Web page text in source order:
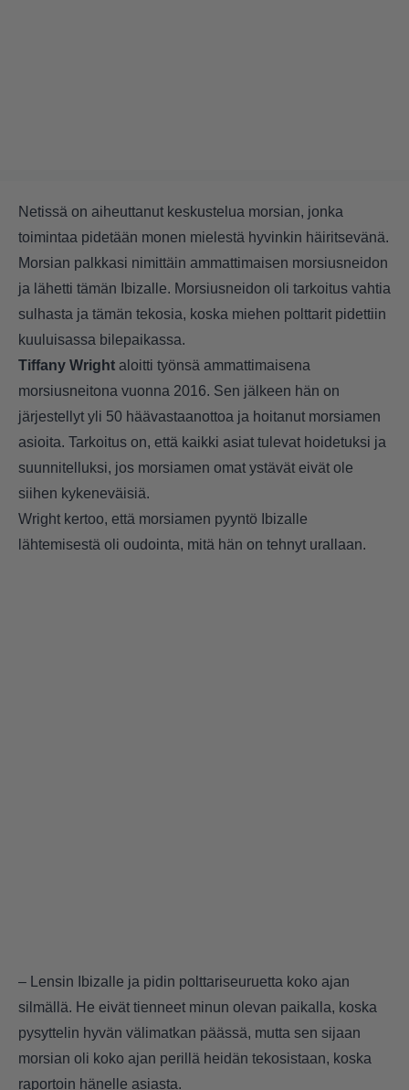
Netissä on aiheuttanut keskustelua morsian, jonka
toimintaa pidetään monen mielestä hyvinkin häiritsevänä.
Morsian palkkasi nimittäin ammattimaisen morsiusneidon
ja lähetti tämän Ibizalle. Morsiusneidon oli tarkoitus vahtia
sulhasta ja tämän tekosia, koska miehen polttarit pidettiin
kuuluisassa bilepaikassa.
Tiffany Wright aloitti työnsä ammattimaisena
morsiusneitona vuonna 2016. Sen jälkeen hän on
järjestellyt yli 50 häävastaanottoa ja hoitanut morsiamen
asioita. Tarkoitus on, että kaikki asiat tulevat hoidetuksi ja
suunnitelluksi, jos morsiamen omat ystävät eivät ole
siihen kykeneväisiä.
Wright kertoo, että morsiamen pyyntö Ibizalle
lähtemisestä oli oudointa, mitä hän on tehnyt urallaan.
– Lensin Ibizalle ja pidin polttariseuruetta koko ajan
silmällä. He eivät tienneet minun olevan paikalla, koska
pysyttelin hyvän välimatkan päässä, mutta sen sijaan
morsian oli koko ajan perillä heidän tekosistaan, koska
raportoin hänelle asiasta.